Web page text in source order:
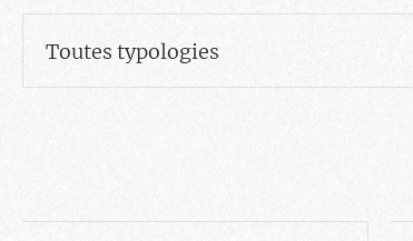
Toutes typologies